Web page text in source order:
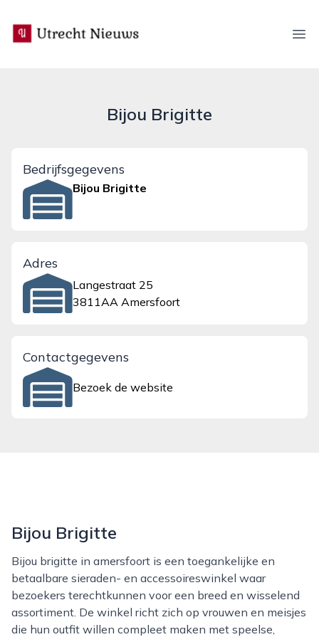
utrecht-nieuws.nl
Bijou Brigitte
Bedrijfsgegevens
Bijou Brigitte
Adres
Langestraat 25
3811AA Amersfoort
Contactgegevens
Bezoek de website
Bijou Brigitte
Bijou brigitte in amersfoort is een toegankelijke en
betaalbare sieraden- en accessoireswinkel waar
bezoekers terechtkunnen voor een breed en wisselend
assortiment. De winkel richt zich op vrouwen en meisjes
die hun outfit willen compleet maken met speelse,